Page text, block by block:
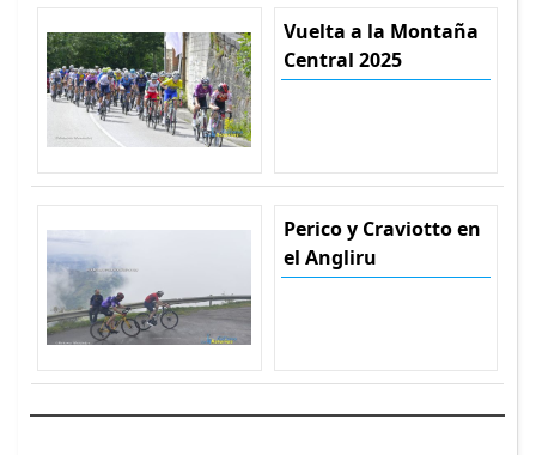
Vuelta a la Montaña
Central 2025
Perico y Craviotto en
el Angliru